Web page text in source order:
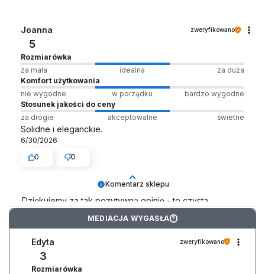
Komentarz sklepu
Dziękujemy za tak pozytywną opinię - to czysta
przyjemność obsługiwać takich klientów! Doceniamy
czas i wysiłek włożony w podzielenie się z nami Twoimi
doświadczeniami. Do zobaczenia! Zespół LELKA 🦋
Joanna zweryfikowano
5
Rozmiarówka
za mała
idealna
za duża
Komfort użytkowania
nie wygodne
w porządku
bardzo wygodne
Stosunek jakości do ceny
za drogie
akceptowalne świetne
Solidne i eleganckie.
6/30/2026
0
0
MEDIACJA WYGASŁA ?
Edyta zweryfikowano
3
Rozmiarówka